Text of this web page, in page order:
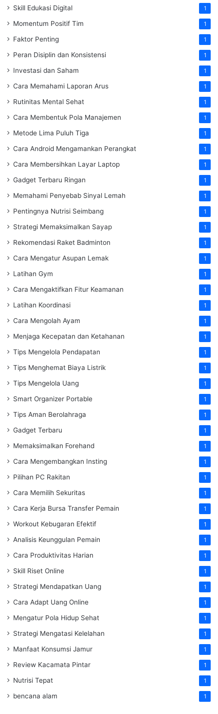
Skill Edukasi Digital 1
Momentum Positif Tim 1
Faktor Penting 1
Peran Disiplin dan Konsistensi 1
Investasi dan Saham 1
Cara Memahami Laporan Arus 1
Rutinitas Mental Sehat 1
Cara Membentuk Pola Manajemen 1
Metode Lima Puluh Tiga 1
Cara Android Mengamankan Perangkat 1
Cara Membersihkan Layar Laptop 1
Gadget Terbaru Ringan 1
Memahami Penyebab Sinyal Lemah 1
Pentingnya Nutrisi Seimbang 1
Strategi Memaksimalkan Sayap 1
Rekomendasi Raket Badminton 1
Cara Mengatur Asupan Lemak 1
Latihan Gym 1
Cara Mengaktifkan Fitur Keamanan 1
Latihan Koordinasi 1
Cara Mengolah Ayam 1
Menjaga Kecepatan dan Ketahanan 1
Tips Mengelola Pendapatan 1
Tips Menghemat Biaya Listrik 1
Tips Mengelola Uang 1
Smart Organizer Portable 1
Tips Aman Berolahraga 1
Gadget Terbaru 1
Memaksimalkan Forehand 1
Cara Mengembangkan Insting 1
Pilihan PC Rakitan 1
Cara Memilih Sekuritas 1
Cara Kerja Bursa Transfer Pemain 1
Workout Kebugaran Efektif 1
Analisis Keunggulan Pemain 1
Cara Produktivitas Harian 1
Skill Riset Online 1
Strategi Mendapatkan Uang 1
Cara Adapt Uang Online 1
Mengatur Pola Hidup Sehat 1
Strategi Mengatasi Kelelahan 1
Manfaat Konsumsi Jamur 1
Review Kacamata Pintar 1
Nutrisi Tepat 1
bencana alam 1